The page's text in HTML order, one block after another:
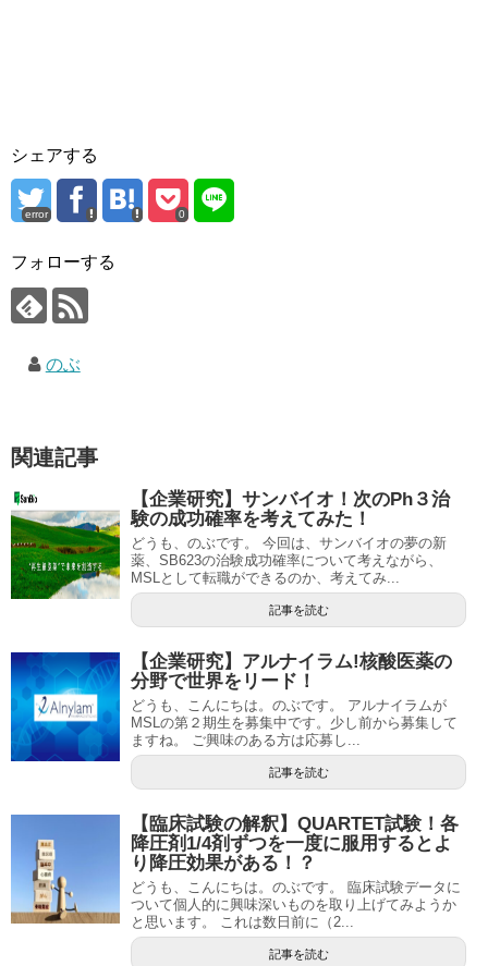
シェアする
error 0
フォローする
のぶ
関連記事
【企業研究】サンバイオ！次のPh３治
験の成功確率を考えてみた！
どうも、のぶです。 今回は、サンバイオの夢の新
薬、SB623の治験成功確率について考えながら、
MSLとして転職ができるのか、考えてみ...
記事を読む
【企業研究】アルナイラム!核酸医薬の
分野で世界をリード！
どうも、こんにちは。のぶです。 アルナイラムが
MSLの第２期生を募集中です。少し前から募集して
ますね。 ご興味のある方は応募し...
記事を読む
【臨床試験の解釈】QUARTET試験！各
降圧剤1/4剤ずつを一度に服用するとよ
り降圧効果がある！？
どうも、こんにちは。のぶです。 臨床試験データに
ついて個人的に興味深いものを取り上げてみようか
と思います。 これは数日前に（2...
記事を読む